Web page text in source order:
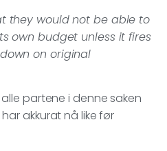
they would not be able to
own budget unless it fires
on original
partene i denne saken
akkurat nå like før